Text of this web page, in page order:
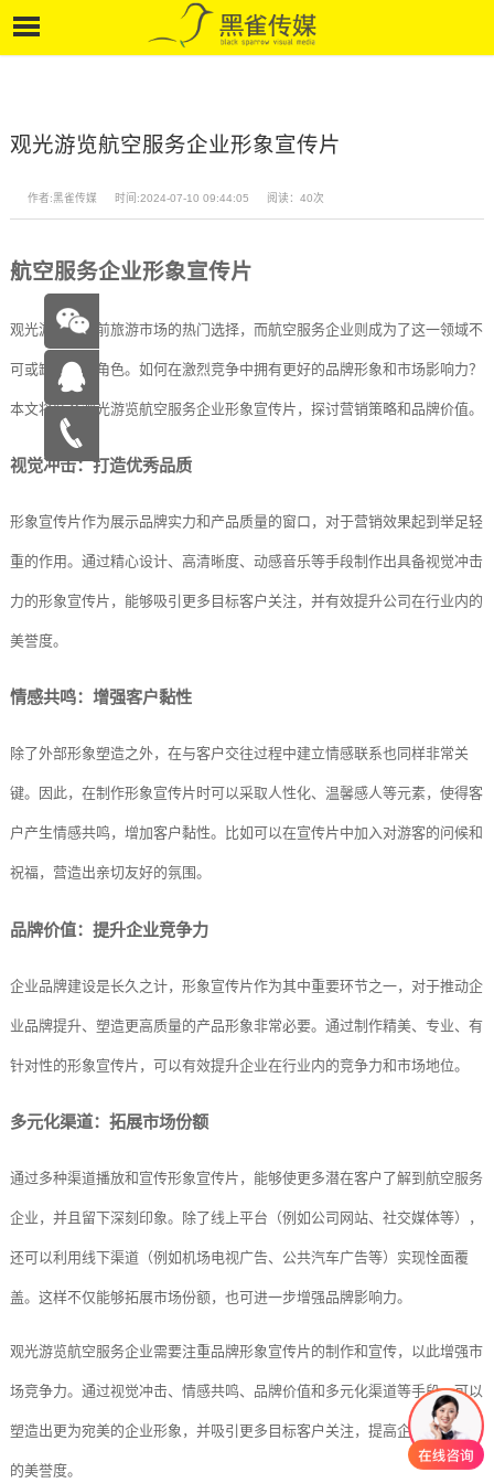
观光游览航空服务企业形象宣传片
作者:黑雀传媒 时间:2024-07-10 09:44:05 阅读：40次
航空服务企业形象宣传片
观光游览是当前旅游市场的热门选择，而航空服务企业则成为了这一领域不
可或缺的重要角色。如何在激烈竞争中拥有更好的品牌形象和市场影响力？
本文将结合观光游览航空服务企业形象宣传片，探讨营销策略和品牌价值。
视觉冲击：打造优秀品质
形象宣传片作为展示品牌实力和产品质量的窗口，对于营销效果起到举足轻
重的作用。通过精心设计、高清晰度、动感音乐等手段制作出具备视觉冲击
力的形象宣传片，能够吸引更多目标客户关注，并有效提升公司在行业内的
美誉度。
情感共鸣：增强客户黏性
除了外部形象塑造之外，在与客户交往过程中建立情感联系也同样非常关
键。因此，在制作形象宣传片时可以采取人性化、温馨感人等元素，使得客
户产生情感共鸣，增加客户黏性。比如可以在宣传片中加入对游客的问候和
祝福，营造出亲切友好的氛围。
品牌价值：提升企业竞争力
企业品牌建设是长久之计，形象宣传片作为其中重要环节之一，对于推动企
业品牌提升、塑造更高质量的产品形象非常必要。通过制作精美、专业、有
针对性的形象宣传片，可以有效提升企业在行业内的竞争力和市场地位。
多元化渠道：拓展市场份额
通过多种渠道播放和宣传形象宣传片，能够使更多潜在客户了解到航空服务
企业，并且留下深刻印象。除了线上平台（例如公司网站、社交媒体等），
还可以利用线下渠道（例如机场电视广告、公共汽车广告等）实现恮面覆
盖。这样不仅能够拓展市场份额，也可进一步增强品牌影响力。
观光游览航空服务企业需要注重品牌形象宣传片的制作和宣传，以此增强市
场竞争力。通过视觉冲击、情感共鸣、品牌价值和多元化渠道等手段，可以
塑造出更为宛美的企业形象，并吸引更多目标客户关注，提高企业在行业内
的美誉度。
在线咨